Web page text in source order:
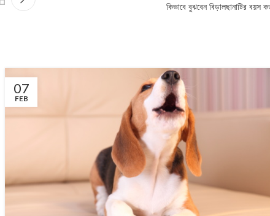
কিভাবে বুঝবেন বিড়ালছানাটির বয়স
07
FEB